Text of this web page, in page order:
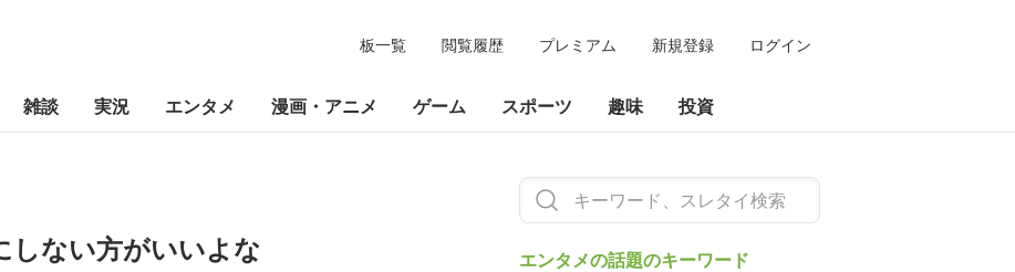
板一覧 閲覧履歴 プレミアム 新規登録 ログイン
雑談 実況 エンタメ 漫画・アニメ ゲーム スポーツ 趣味 投資
しない方がいいよな エンタメの話題のキーワード